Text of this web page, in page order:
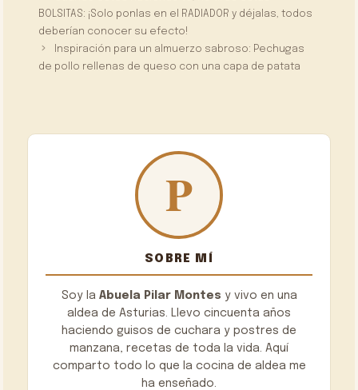
BOLSITAS: ¡Solo ponlas en el RADIADOR y déjalas, todos
deberían conocer su efecto!
Inspiración para un almuerzo sabroso: Pechugas
de pollo rellenas de queso con una capa de patata
SOBRE MÍ
Soy la Abuela Pilar Montes y vivo en una
aldea de Asturias. Llevo cincuenta años
haciendo guisos de cuchara y postres de
manzana, recetas de toda la vida. Aquí
comparto todo lo que la cocina de aldea me
ha enseñado.